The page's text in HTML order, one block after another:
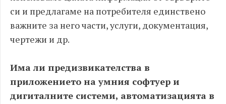
си и предлагаме на потребителя единствено
важните за него части, услуги, документация,
чертежи и др.
Има ли предизвикателства в
приложението на умния софтуер и
дигиталните системи, автоматизацията в